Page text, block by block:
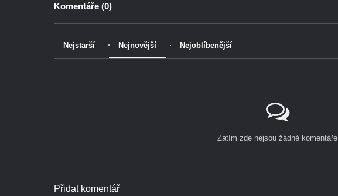
Komentáře (0)
Nejstarší Nejnovější Nejoblíbenější
Zatím zde nejsou žádné komentáře
Přidat komentář